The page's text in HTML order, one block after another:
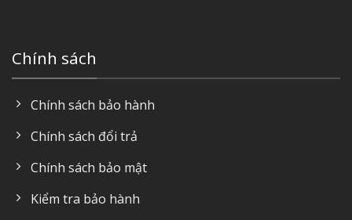
Chính sách
Chính sách bảo hành
Chính sách đổi trả
Chính sách bảo mật
Kiểm tra bảo hành